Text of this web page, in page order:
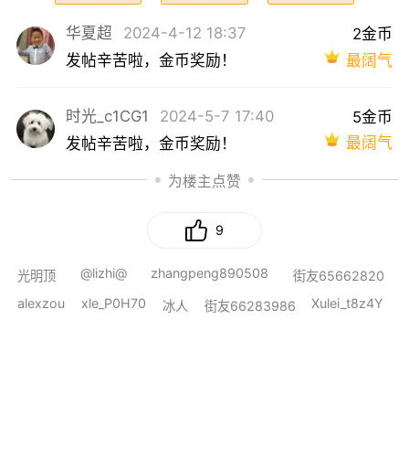
华夏超
2024-4-12 18:37
发帖辛苦啦，金币奖励！
2金币
最阔气
时光_c1CG1
2024-5-7 17:40
发帖辛苦啦，金币奖励！
5金币
最阔气
为楼主点赞
9
光明顶 @lizhi@ zhangpeng890508
街友65662820
alexzou
xle_P0H70 冰人 街友66283986 Xulei_t8z4Y